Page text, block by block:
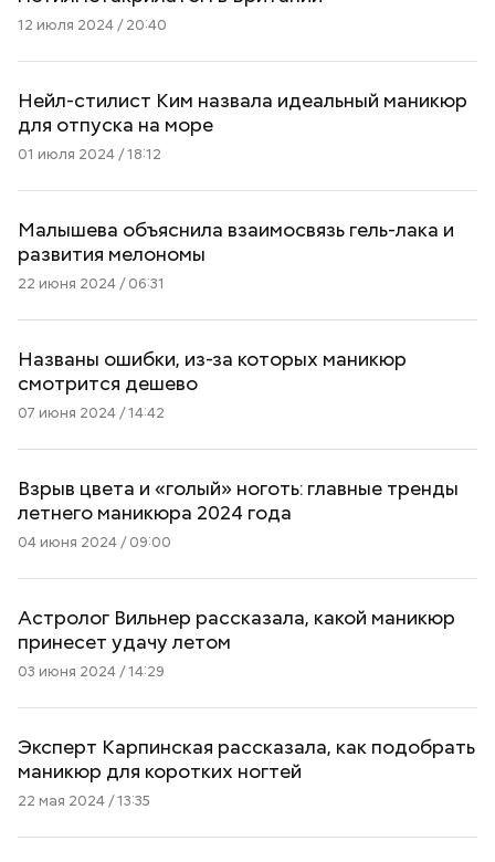
12 июля 2024 / 20:40
Нейл-стилист Ким назвала идеальный маникюр
для отпуска на море
01 июля 2024 / 18:12
Малышева объяснила взаимосвязь гель-лака и
развития мелономы
22 июня 2024 / 06:31
Названы ошибки, из-за которых маникюр
смотрится дешево
07 июня 2024 / 14:42
Взрыв цвета и «голый» ноготь: главные тренды
летнего маникюра 2024 года
04 июня 2024 / 09:00
Астролог Вильнер рассказала, какой маникюр
принесет удачу летом
03 июня 2024 / 14:29
Эксперт Карпинская рассказала, как подобрать
маникюр для коротких ногтей
22 мая 2024 / 13:35